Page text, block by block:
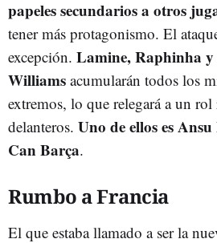
papeles secundarios a otros
tener más protagonismo. El
excepción. Lamine, Raphinha
Williams acumularán todos los
extremos, lo que relegará a un rol
delanteros. Uno de ellos es
Can Barça.
Rumbo a Francia
El que estaba llamado a ser la